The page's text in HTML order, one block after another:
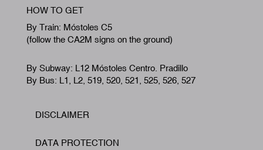
HOW TO GET
By Train: Móstoles C5
(follow the CA2M signs on the ground)
By Subway: L12 Móstoles Centro. Pradillo
By Bus: L1, L2, 519, 520, 521, 525, 526, 527
Footer
DISCLAIMER
DATA PROTECTION